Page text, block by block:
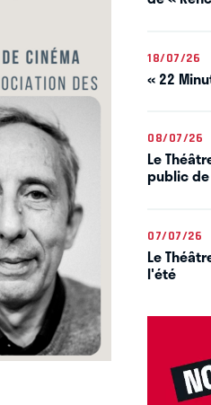
18/07/26
« 22
08/07/26
Le
public
07/07/26
Le
l'été